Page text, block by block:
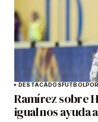
DESTACADOSFÚTBOL
Ramírez sobre
igual nos ayuda